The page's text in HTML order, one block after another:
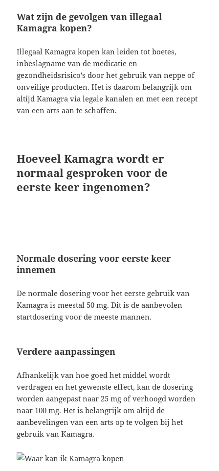
Wat zijn de gevolgen van illegaal
Kamagra kopen?
Illegaal Kamagra kopen kan leiden tot boetes,
inbeslagname van de medicatie en
gezondheidsrisico's door het gebruik van neppe of
onveilige producten. Het is daarom belangrijk om
altijd Kamagra via legale kanalen en met een recept
van een arts aan te schaffen.
Hoeveel Kamagra wordt er
normaal gesproken voor de
eerste keer ingenomen?
Normale dosering voor eerste keer
innemen
De normale dosering voor het eerste gebruik van
Kamagra is meestal 50 mg. Dit is de aanbevolen
startdosering voor de meeste mannen.
Verdere aanpassingen
Afhankelijk van hoe goed het middel wordt
verdragen en het gewenste effect, kan de dosering
worden aangepast naar 25 mg of verhoogd worden
naar 100 mg. Het is belangrijk om altijd de
aanbevelingen van een arts op te volgen bij het
gebruik van Kamagra.